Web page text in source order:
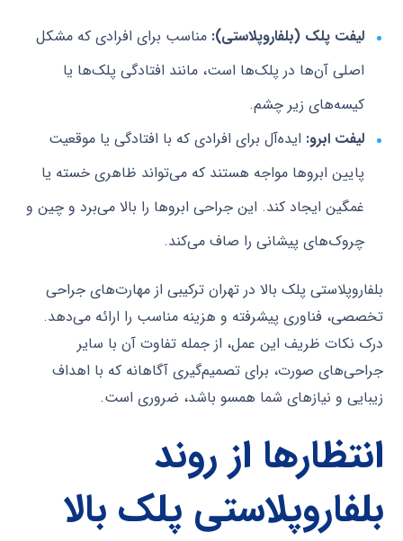
لیفت پلک (بلفاروپلاستی):مناسب برای افرادی که مشکل
اصلی آن‌ها در پلک‌ها است، مانند افتادگی پلک‌ها یا
کیسه‌های زیر چشم.
لیفت ابرو: ایده‌آل برای افرادی که با افتادگی یا موقعیت
پایین ابروها مواجه هستند که می‌تواند ظاهری خسته یا
غمگین ایجاد کند. این جراحی ابروها را بالا می‌برد و چین و
چروک‌های پیشانی را صاف می‌کند.
بلفاروپلاستی پلک بالا در تهران ترکیبی از مهارت‌های جراحی
تخصصی، فناوری پیشرفته و هزینه مناسب را ارائه می‌دهد.
درک نکات ظریف این عمل، از جمله تفاوت آن با سایر
جراحی‌های صورت، برای تصمیم‌گیری آگاهانه که با اهداف
زیبایی و نیازهای شما همسو باشد، ضروری است.
انتظارها از روند
بلفاروپلاستی پلک بالا